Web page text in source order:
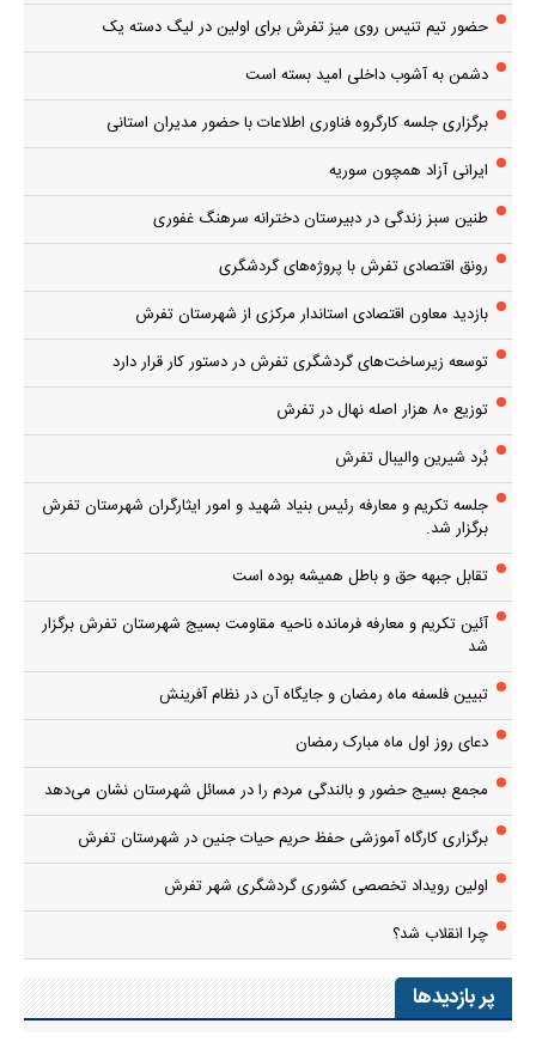
حضور تیم تنیس روی میز تفرش برای اولین در لیگ دسته یک
دشمن به آشوب داخلی امید بسته است
برگزاری جلسه کارگروه فناوری اطلاعات با حضور مدیران استانی
ایرانی آزاد همچون سوریه
طنین سبز زندگی در دبیرستان دخترانه سرهنگ غفوری
رونق اقتصادی تفرش با پروژه‌های گردشگری
بازدید معاون اقتصادی استاندار مرکزی از شهرستان تفرش
توسعه زیرساخت‌های گردشگری تفرش در دستور کار قرار دارد
توزیع ۸۰ هزار اصله نهال در تفرش
بُرد شیرین والیبال تفرش
جلسه تکریم و معارفه رئیس بنیاد شهید و امور ایثارگران شهرستان تفرش
برگزار شد.
تقابل جبهه حق و باطل همیشه بوده است
آئین تکریم و معارفه فرمانده ناحیه مقاومت بسیج شهرستان تفرش برگزار
شد
تبیین فلسفه ماه رمضان و جایگاه آن در نظام آفرینش
دعای روز اول ماه مبارک رمضان
مجمع بسیج حضور و بالندگی مردم را در مسائل شهرستان نشان می‌دهد
برگزاری کارگاه آموزشی حفظ حریم حیات جنین در شهرستان تفرش
اولین رویداد تخصصی کشوری گردشگری شهر تفرش
چرا انقلاب شد؟
پر بازدیدها